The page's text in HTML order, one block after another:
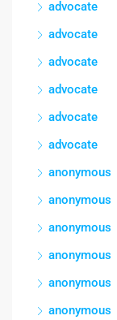
advocate
advocate
advocate
advocate
advocate
advocate
anonymous
anonymous
anonymous
anonymous
anonymous
anonymous